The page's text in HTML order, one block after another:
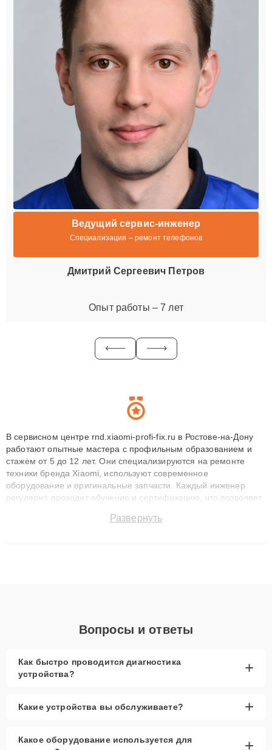
Ведущий сервис-инженер
Специализация – ремонт телефонов
Дмитрий Сергеевич Петров
Опыт работы – 7 лет
В сервисном центре rnd.xiaomi-profi-fix.ru в Ростове-на-Дону
работают опытные мастера с профильным образованием и
стажем от 5 до 12 лет. Они специализируются на ремонте
техники бренда Xiaomi, используют современное
оборудование и оригинальные запчасти. Каждый инженер
регулярно проходит обучение и сертификацию, что позволяет
технику с сохранением гарантии до 3 лет. Наши мастера
Развернуть
Вопросы и ответы
Как быстро проводится диагностика
устройства?
+
Какие устройства вы обслуживаете? +
Какое оборудование используется для
+